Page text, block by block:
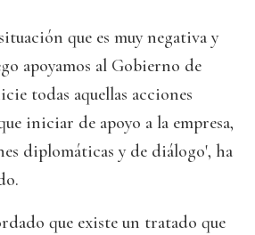
que es muy negativa y
apoyamos al Gobierno de
todas aquellas acciones
iniciar de apoyo a la empresa,
diplomáticas y de diálogo', ha
que existe un tratado que